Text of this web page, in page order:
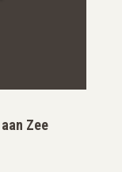
Zee